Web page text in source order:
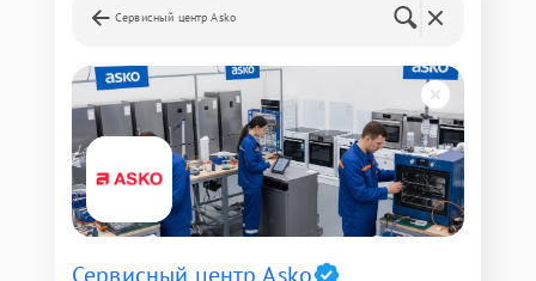
Сервисный центр Asko
Сервисный центр Asko